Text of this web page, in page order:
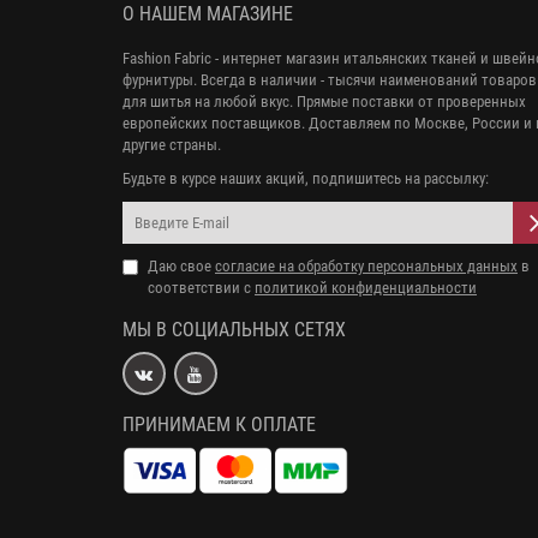
О НАШЕМ МАГАЗИНЕ
Fashion Fabric - интернет магазин итальянских тканей и
фурнитуры. Всегда в наличии - тысячи наименований товаров
для шитья на любой вкус. Прямые поставки от проверенных
европейских поставщиков. Доставляем по Москве, России и
другие страны.
Будьте в курсе наших акций, подпишитесь на рассылку:
Даю свое согласие на обработку персональных данных в
соответствии с политикой конфиденциальности
МЫ В СОЦИАЛЬНЫХ СЕТЯХ
ПРИНИМАЕМ К ОПЛАТЕ